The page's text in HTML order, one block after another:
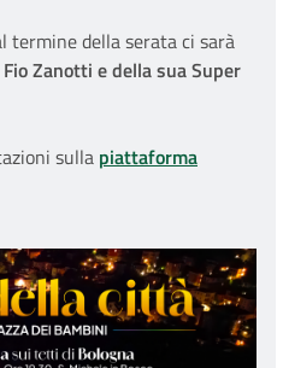
termine della serata ci sarà
Zanotti e della sua Super
sulla piattaforma